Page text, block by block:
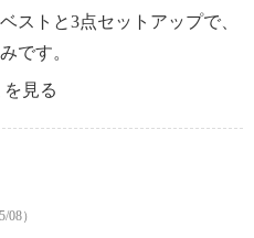
ストと3点セットアップで、
です。
見る
）